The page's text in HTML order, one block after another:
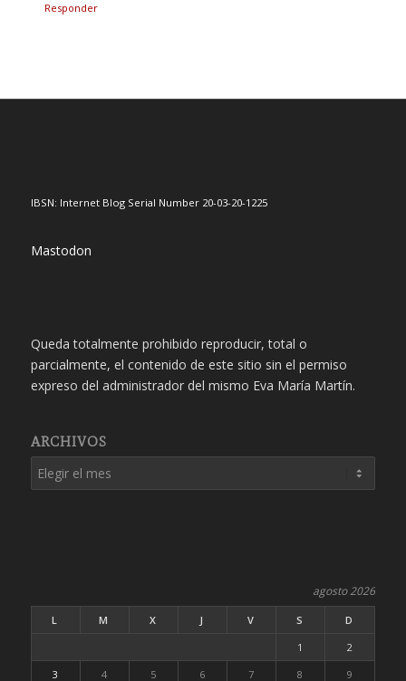
Responder
IBSN: Internet Blog Serial Number 20-03-20-1225
Mastodon
Queda totalmente prohibido reproducir, total o
parcialmente, el contenido de este sitio sin el permiso
expreso del administrador del mismo Eva María Martín.
ARCHIVOS
agosto 2026
L M X J V S
D
1
2
3
4 5 6 7 8
9